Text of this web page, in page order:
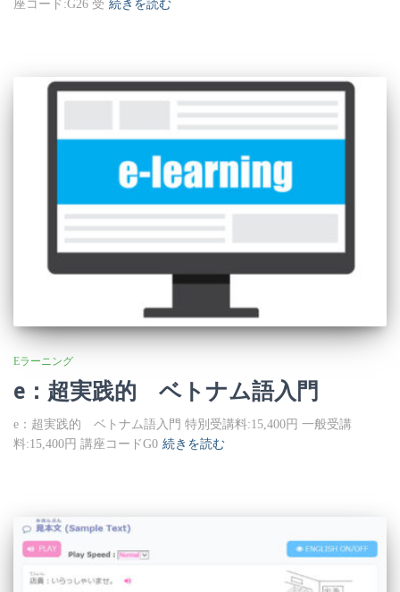
座コード:G26 受 続きを読む
Eラーニング
e：超実践的 ベトナム語入門
e：超実践的 ベトナム語入門 特別受講料:15,400円 一般受講
料:15,400円 講座コードG0 続きを読む